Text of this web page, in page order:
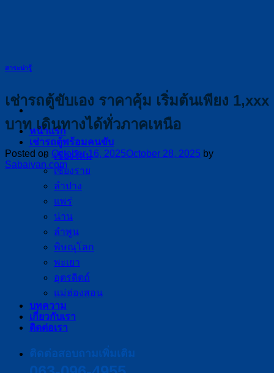
หน้าแรก
เช่ารถตู้พร้อมคนขับ
เชียงใหม่
เชียงราย
ลำปาง
แพร่
น่าน
ลำพูน
พิษณุโลก
พะเยา
อุตรดิตถ์
แม่ฮ่องสอน
บทความ
เกี่ยวกับเรา
ติดต่อเรา
ติดต่อสอบถามเพิ่มเติม
สาระน่ารู้
เช่ารถตู้ขับเอง ราคาคุ้ม เริ่มต้นเพียง 1,xxx
บาท เดินทางได้ทั่วภาคเหนือ
Posted on October 16, 2025October 28, 2025 by
Sabaivan.com